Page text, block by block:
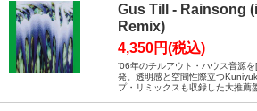
Gus Till - Rainsong
Remix)
4,350円(税込)
'06年のチルアウト・ハウス音源
発。透明感と空間性際立つ
プ・リミックスも収録した大推薦